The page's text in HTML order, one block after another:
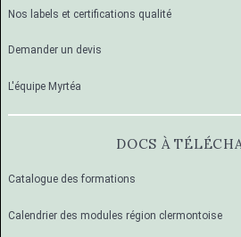
Nos labels et certifications qualité
Demander un devis
L'équipe Myrtéa
DOCS À
Catalogue des formations
Calendrier des modules région clermontoise